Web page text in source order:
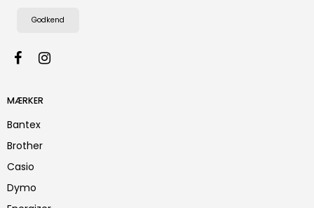
Godkend
MÆRKER
Bantex
Brother
Casio
Dymo